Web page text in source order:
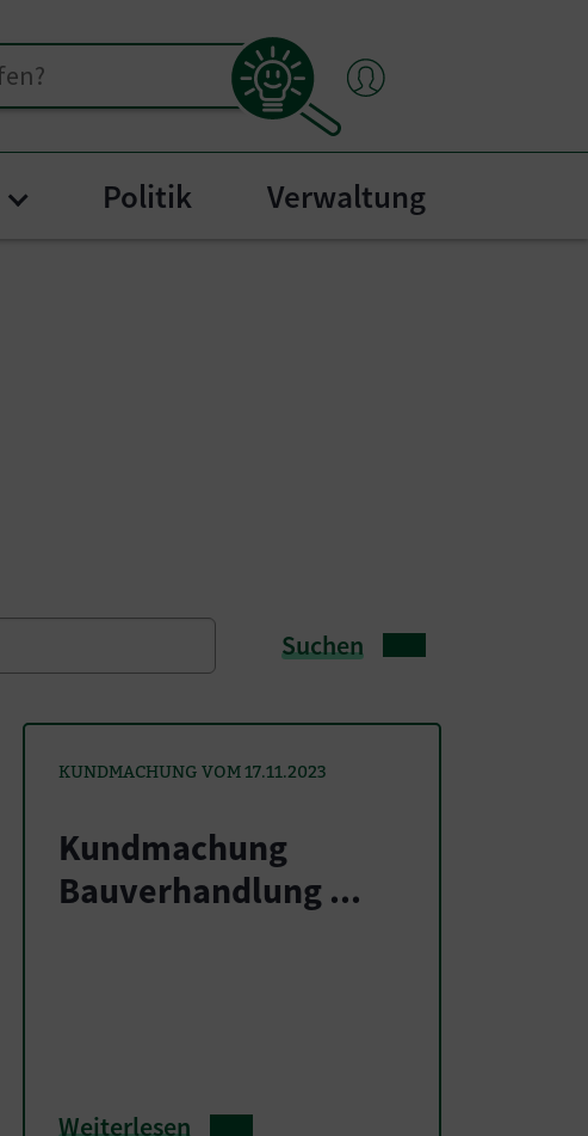
Submenu for "Bürgerservice"
Politik Verwaltung
Suchen
KUNDMACHUNG VOM 17.11.2023
Kundmachung
Bauverhandlung ...
Weiterlesen